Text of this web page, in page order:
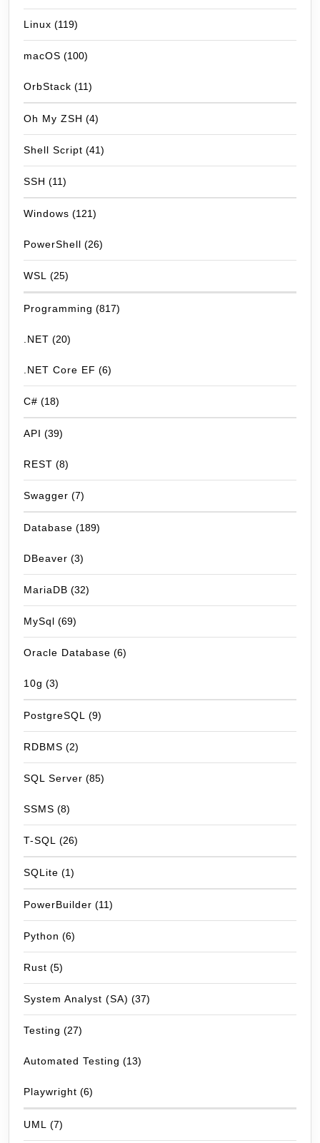
Linux (119)
macOS (100)
OrbStack (11)
Oh My ZSH (4)
Shell Script (41)
SSH (11)
Windows (121)
PowerShell (26)
WSL (25)
Programming (817)
.NET (20)
.NET Core EF (6)
C# (18)
API (39)
REST (8)
Swagger (7)
Database (189)
DBeaver (3)
MariaDB (32)
MySql (69)
Oracle Database (6)
10g (3)
PostgreSQL (9)
RDBMS (2)
SQL Server (85)
SSMS (8)
T-SQL (26)
SQLite (1)
PowerBuilder (11)
Python (6)
Rust (5)
System Analyst (SA) (37)
Testing (27)
Automated Testing (13)
Playwright (6)
UML (7)